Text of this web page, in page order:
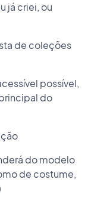
já criei, ou
de coleções
possível,
do
do modelo
de costume,